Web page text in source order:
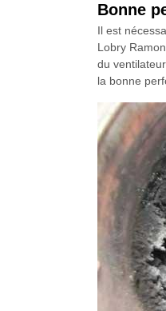
Bonne
Il est
Lobry
du
la bonne